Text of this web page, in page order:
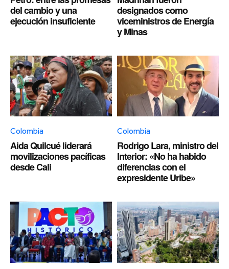
del cambio y una
ejecución insuficiente
designados como
viceministros de Energía
y Minas
Colombia
Aida Quilcué liderará
movilizaciones pacíficas
desde Cali
Colombia
Rodrigo Lara, ministro del
Interior: «No ha habido
diferencias con el
expresidente Uribe»